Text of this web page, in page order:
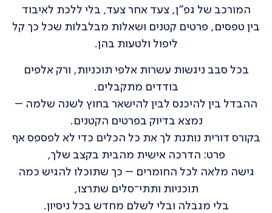
המורכב של גפ"ן, צעד אחר צעד, בלי ללכת לאיבוד
בין טפסים, פרטים קטנים ושאלות מבלבלות שכל כך קל
ליפול ולטעות בהן.
בכל סבב ניגשות עשרות אלפי תוכניות, ורק אלפים
בודדים מתקבלים.
ההבדל בין להיכנס לבין להישאר בחוץ לשנה שלמה –
נמצא בדיוק בפרטים הקטנים.
בקורס דורית נותנת לך את כל הכלים כדי לא לפספס אף
פרט: הדרכה אישית מהבית בקצב שלך,
גישה מלאה לכל החומרים – כך שתוכלו להגיש כמה
תוכניות ותתי־סלים שתרצו,
בלי מגבלה ובלי לשלם מחדש בכל ניסיון.